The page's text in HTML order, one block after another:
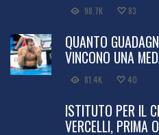
98.7K 83
QUANTO
VINCONO UNA
81.4K 40
ISTITUTO PER IL
VERCELLI, PRIMA